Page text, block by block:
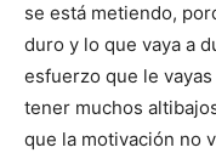
se está metiendo,
duro y lo que vaya a
esfuerzo que le
tener muchos
que la motivación no